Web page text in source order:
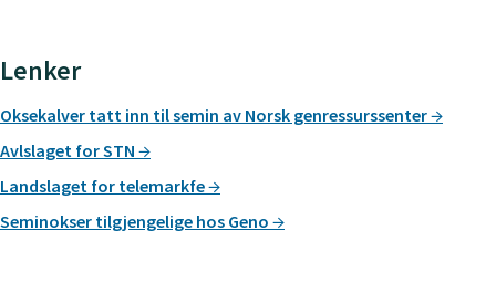
Lenker
Oksekalver tatt inn til semin av Norsk genressurssenter
Avlslaget for STN
Landslaget for telemarkfe
Seminokser tilgjengelige hos Geno